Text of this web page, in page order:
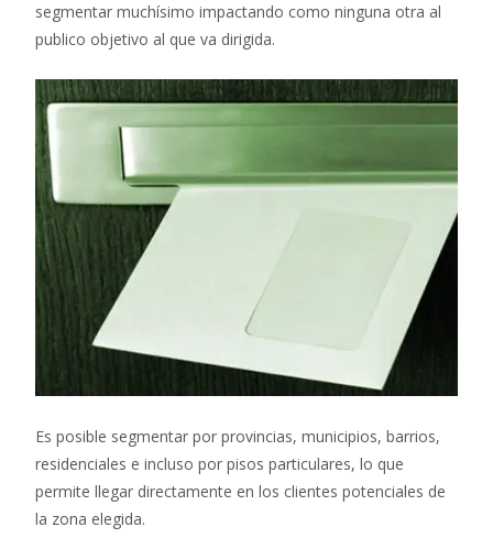
segmentar muchísimo impactando como ninguna otra al
publico objetivo al que va dirigida.
Es posible segmentar por provincias, municipios, barrios,
residenciales e incluso por pisos particulares, lo que
permite llegar directamente en los clientes potenciales de
la zona elegida.